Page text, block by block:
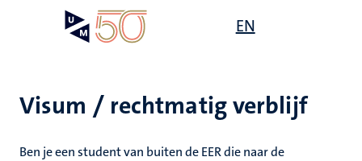
gaan
EN
Visum / rechtmatig verblijf
Ben je een student van buiten de EER die naar de